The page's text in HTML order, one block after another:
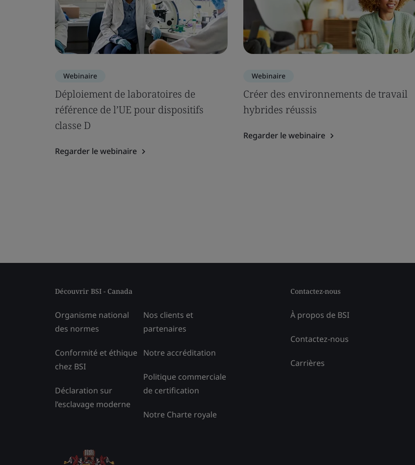
Webinaire
Déploiement de laboratoires de
référence de l’UE pour dispositifs
classe D
Regarder le webinaire
Webinaire
Créer des environnements de travail
hybrides réussis
Regarder le webinaire
Découvrir BSI - Canada
Organisme national
des normes
Conformité et éthique
chez BSI
Déclaration sur
l’esclavage moderne
Nos clients et
partenaires
Notre accréditation
Politique commerciale
de certification
Notre Charte royale
Contactez-nous
À propos de BSI
Contactez-nous
Carrières